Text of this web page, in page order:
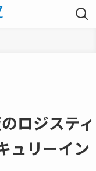
ロジスティ
ュリーイン